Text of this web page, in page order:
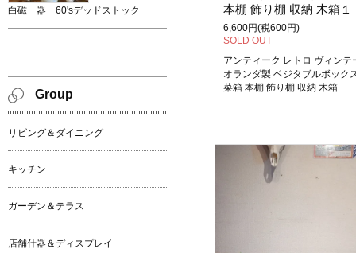
本棚 飾り棚 収納 木箱１
6,600円(税600円)
SOLD OUT
アンティーク レトロ ヴィンテ
オランダ製 ベジタブルボック
菜箱 本棚 飾り棚 収納 木箱
白磁 器 60'sデッドストック
Group
リビング＆ダイニング
キッチン
ガーデン＆テラス
店舗什器＆ディスプレイ